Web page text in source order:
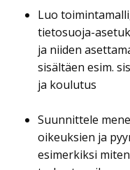
Luo
tietosuoja-
ja niiden
sisältäen esim.
ja koulutus
Suunnittele
oikeuksien ja
esimerkiksi